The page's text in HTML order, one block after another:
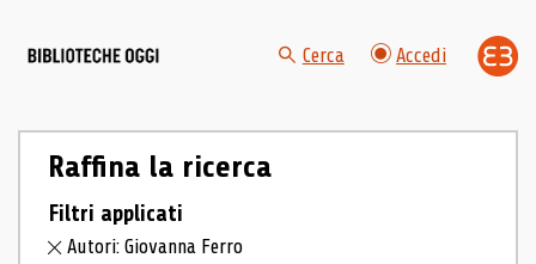
Cerca Accedi
Raffina la ricerca
Filtri applicati
Autori: Giovanna Ferro